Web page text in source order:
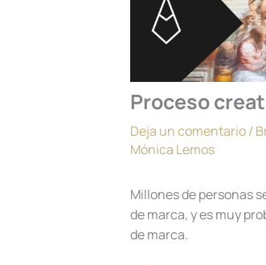
Proceso
Deja un comentario /
Mónica Lemos
Millones de personas
de marca, y es muy
de marca.